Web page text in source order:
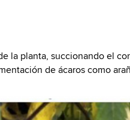
la planta, succionando el
de ácaros como